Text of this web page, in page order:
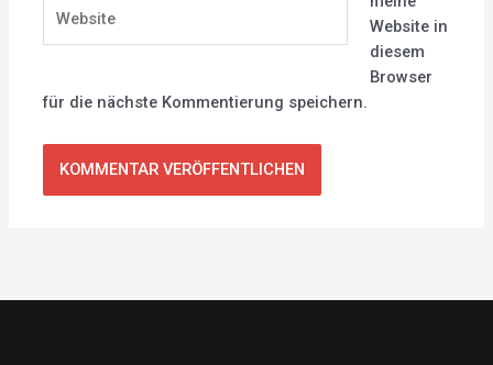
Website in
diesem
Browser
für die nächste Kommentierung speichern.